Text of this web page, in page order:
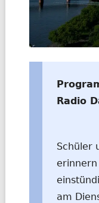
Radio
Schüler
am